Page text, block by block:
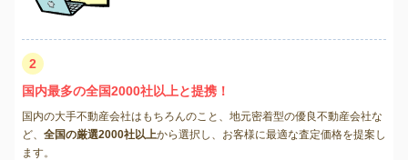
2
国内最多の全国2000社以上と提携！
国内の大手不動産会社はもちろんのこと、地元密着型の優良不動産会社な
ど、 全国の厳選2000社以上から選択し、お客様に最適な査定価格を提案し
ます。